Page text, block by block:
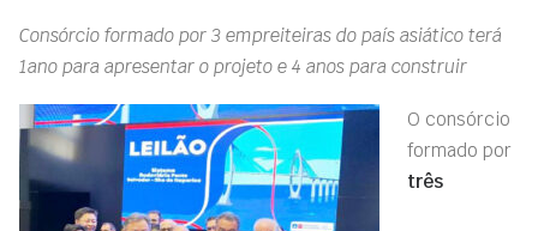
Consórcio formado por 3 empreiteiras do país asiático terá
1ano para apresentar o projeto e 4 anos para construir
O consórcio
formado por
três